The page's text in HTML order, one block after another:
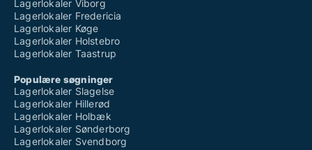
Lagerlokaler Viborg
Lagerlokaler Fredericia
Lagerlokaler Køge
Lagerlokaler Holstebro
Lagerlokaler Taastrup
Populære søgninger
Lagerlokaler Slagelse
Lagerlokaler Hillerød
Lagerlokaler Holbæk
Lagerlokaler Sønderborg
Lagerlokaler Svendborg